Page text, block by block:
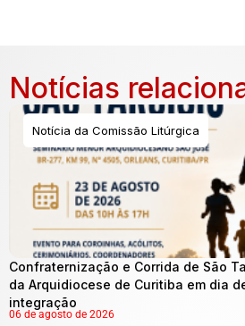
Notícias
Notícia da Comissão Litúrgica
Confraternização e Corrida de São
da Arquidiocese de Curitiba em dia
integração
06 de agosto de 2026